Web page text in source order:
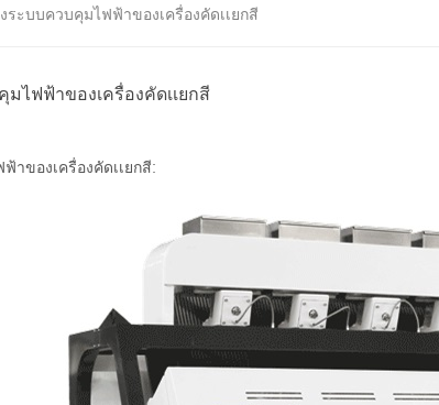
ะบบควบคุมไฟฟ้าของเครื่องคัดเเยกสี
ไฟฟ้าของเครื่องคัดเเยกสี
ของเครื่องคัดเเยกสี: